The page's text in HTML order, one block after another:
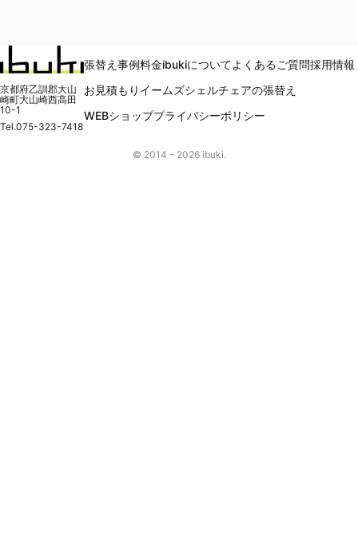
京都府乙訓郡大山
崎町大山崎西高田
10-1
Tel.075-323-7418
張替え事例料金ibukiについてよくあるご質問採用情報
お見積もり イームズシェルチェアの張替え
WEBショッププライバシーポリシー
© 2014 - 2026ibuki.